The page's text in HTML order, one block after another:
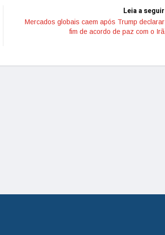
Leia a seguir
Mercados globais caem após Trump declarar
fim de acordo de paz com o Irã